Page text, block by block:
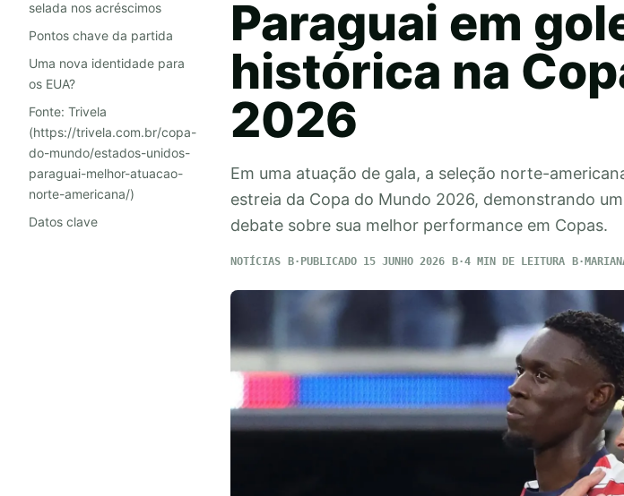
selada nos acréscimos
Pontos chave da partida
Uma nova identidade para
os EUA?
Fonte: Trivela
(https://trivela.com.br/copa-
do-mundo/estados-unidos-
paraguai-melhor-atuacao-
norte-americana/)
Datos clave
Paraguai em
histórica na
2026
Em uma atuação de gala, a seleção norte-
estreia da Copa do Mundo 2026, demonstrando
debate sobre sua melhor performance em Copas.
NOTÍCIAS PUBLICADO 15 JUNHO 2026 4 MIN DE LEITURA